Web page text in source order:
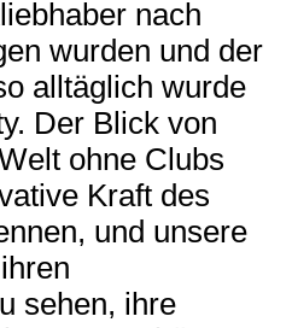
nach
wurden und der
alltäglich wurde
Der Blick von
ohne Clubs
Kraft des
und unsere
sehen, ihre